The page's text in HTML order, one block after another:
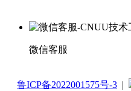
微信客服
鲁ICP备2022001575号-3 |